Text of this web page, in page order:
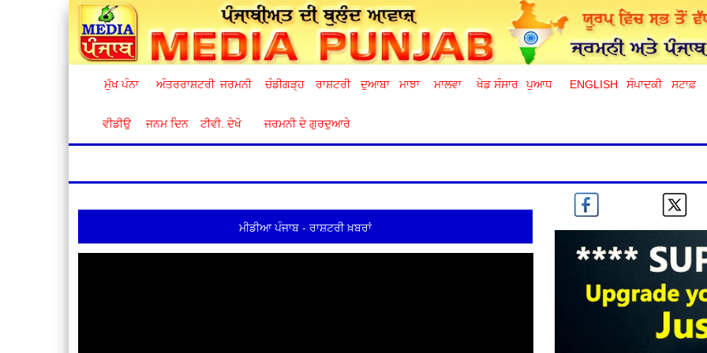
ਮੁੱਖ ਪੰਨਾ ਅੰਤਰਰਾਸ਼ਟਰੀ ਜਰਮਨੀ ਚੰਡੀਗੜ੍ਹ ਰਾਸ਼ਟਰੀ ਦੁਆਬਾ ਮਾਝਾ ਮਾਲਵਾ ਖੇਡ ਸੰਸਾਰ ਪੁਆਧ ENGLISH ਸੰਪਾਦਕੀ ਸਟਾਫ਼
ਵੀਡੀਉ ਜਨਮ ਦਿਨ ਟੀਵੀ. ਦੇਖੋ ਜਰਮਨੀ ਦੇ ਗੁਰਦੁਆਰੇ
ਮੀਡੀਆ ਪੰਜਾਬ - ਰਾਸ਼ਟਰੀ ਖ਼ਬਰਾਂ